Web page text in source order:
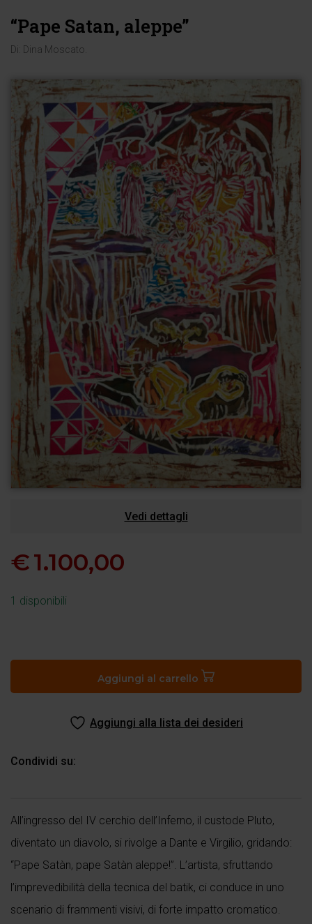
“Pape Satan, aleppe”
Di: Dina Moscato
Vedi dettagli
€1.100,00
1 disponibili
quantità
Aggiungi al carrello
Aggiungi alla lista dei desideri
Condividi su:
All’ingresso del IV cerchio dell’Inferno, il custode Pluto,
diventato un diavolo, si rivolge a Dante e Virgilio, gridando:
“Pape Satàn, pape Satàn aleppe!”. L’artista, sfruttando
l’imprevedibilità della tecnica del batik, ci conduce in uno
scenario di frammenti visivi, di forte impatto cromatico.